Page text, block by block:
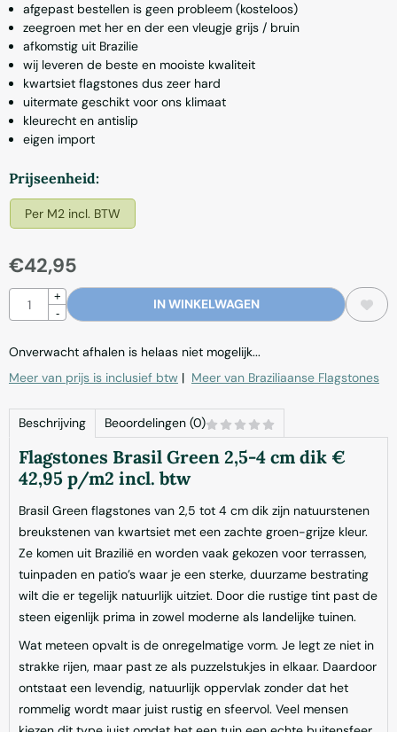
afgepast bestellen is geen probleem (kosteloos)
zeegroen met her en der een vleugje grijs / bruin
afkomstig uit Brazilie
wij leveren de beste en mooiste kwaliteit
kwartsiet flagstones dus zeer hard
uitermate geschikt voor ons klimaat
kleurecht en antislip
eigen import
Maak een keuze voor
Prijseenheid:
Per M2 incl. BTW
€42,95
+
-
IN WINKELWAGEN
Onverwacht afhalen is helaas niet mogelijk...
Meer van prijs is inclusief btw | Meer van Braziliaanse Flagstones
Beschrijving Beoordelingen (0)
Flagstones Brasil Green 2,5-4 cm dik €
42,95 p/m2 incl. btw
Brasil Green flagstones van 2,5 tot 4 cm dik zijn natuurstenen
breukstenen van kwartsiet met een zachte groen-grijze kleur.
Ze komen uit Brazilië en worden vaak gekozen voor terrassen,
tuinpaden en patio’s waar je een sterke, duurzame bestrating
wilt die er tegelijk natuurlijk uitziet. Door die rustige tint past de
steen eigenlijk prima in zowel moderne als landelijke tuinen.
Wat meteen opvalt is de onregelmatige vorm. Je legt ze niet in
strakke rijen, maar past ze als puzzelstukjes in elkaar. Daardoor
ontstaat een levendig, natuurlijk oppervlak zonder dat het
rommelig wordt maar juist rustig en sfeervol. Veel mensen